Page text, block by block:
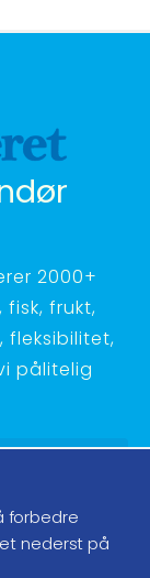
2000+
frukt,
fleksibilitet,
pålitelig
forbedre
nederst på